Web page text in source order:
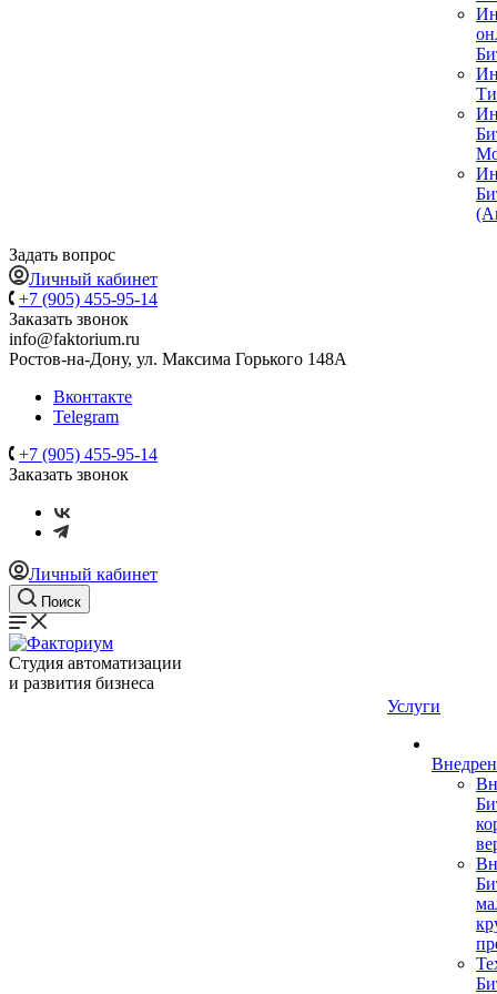
Задать вопрос
Личный кабинет
+7 (905) 455-95-14
Заказать звонок
info@faktorium.ru
Ростов-на-Дону, ул. Максима Горького 148А
Вконтакте
Telegram
+7 (905) 455-95-14
Заказать звонок
Личный кабинет
Поиск
Студия автоматизации
и развития бизнеса
Услуги